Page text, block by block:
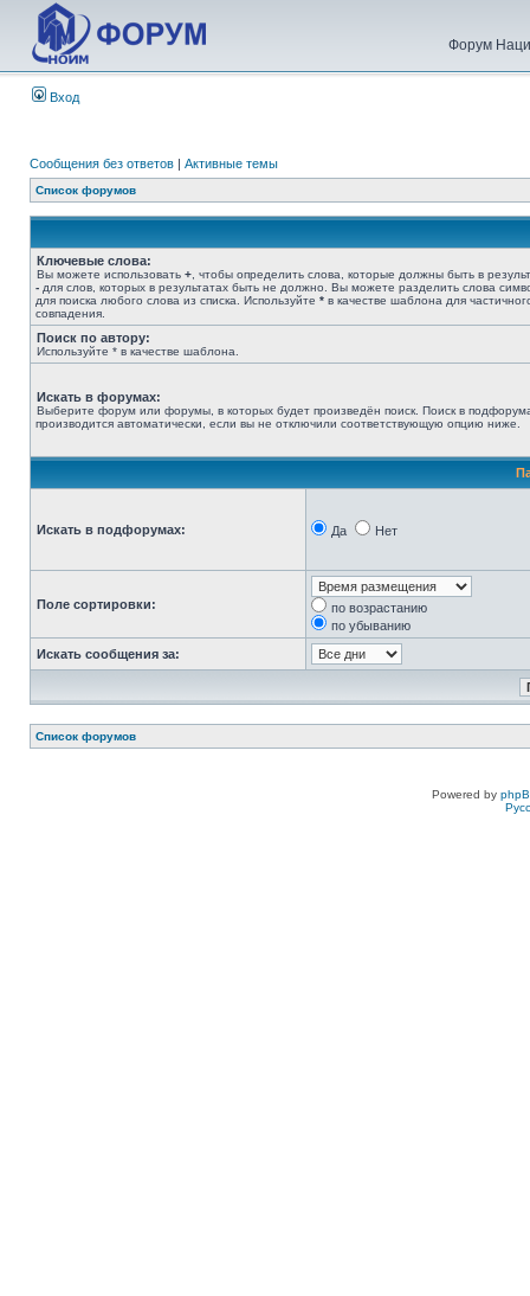
Форум
Вход
Сообщения без ответов | Активные темы
Список форумов
Ключевые слова:
Вы можете использовать + , чтобы определить слова, которые должны быть в
- для слов, которых в результатах быть не должно. Вы можете разделить слова
для поиска любого слова из списка. Используйте * в качестве шаблона для
совпадения.
Поиск по автору:
Используйте * в качестве шаблона.
Искать в форумах:
Выберите форум или форумы, в которых будет произведён поиск. Поиск в
производится автоматически, если вы не отключили соответствующую опцию ниже.
Искать в подфорумах: Да Нет
Поле сортировки:
по возрастанию
по убыванию
Искать сообщения за:
Список форумов
Powered by